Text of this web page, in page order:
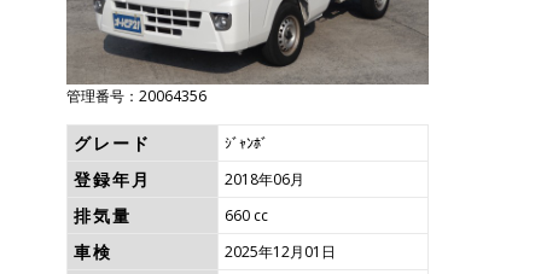
管理番号：20064356
グレード ｼﾞｬﾝﾎﾞ
登録年月 2018年06月
排気量 660 cc
車検 2025年12月01日